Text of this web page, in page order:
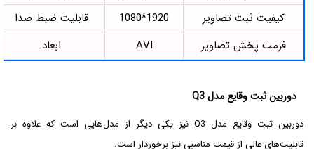
کیفیت ثبت تصاویر
1920*1080
قابلیت ضبط صدا
فرمت پخش تصاویر
AVI ابعاد
دوربین ثبت وقایع مدل Q3
دوربین ثبت وقایع مدل Q3 نیز یکی دیگر از مدل‌هایی است که علاوه بر
قابلیت‌های عالی از قیمت مناسبی نیز برخوردار است.